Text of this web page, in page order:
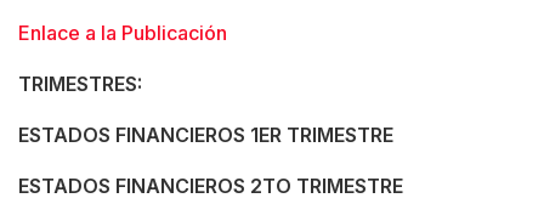
Enlace a la Publicación
TRIMESTRES:
ESTADOS FINANCIEROS 1ER TRIMESTRE
ESTADOS FINANCIEROS 2TO TRIMESTRE